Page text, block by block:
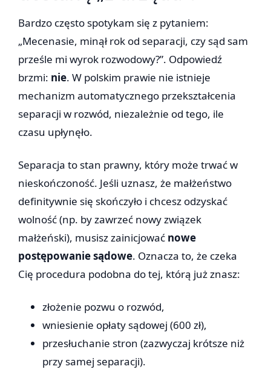
Bardzo często spotykam się z pytaniem:
„Mecenasie, minął rok od separacji, czy sąd sam
prześle mi wyrok rozwodowy?”. Odpowiedź
brzmi: nie. W polskim prawie nie istnieje
mechanizm automatycznego przekształcenia
separacji w rozwód, niezależnie od tego, ile
czasu upłynęło.
Separacja to stan prawny, który może trwać w
nieskończoność. Jeśli uznasz, że małżeństwo
definitywnie się skończyło i chcesz odzyskać
wolność (np. by zawrzeć nowy związek
małżeński), musisz zainicjować nowe
postępowanie sądowe. Oznacza to, że czeka
Cię procedura podobna do tej, którą już znasz:
złożenie pozwu o rozwód,
wniesienie opłaty sądowej (600 zł),
przesłuchanie stron (zazwyczaj krótsze niż
przy samej separacji).